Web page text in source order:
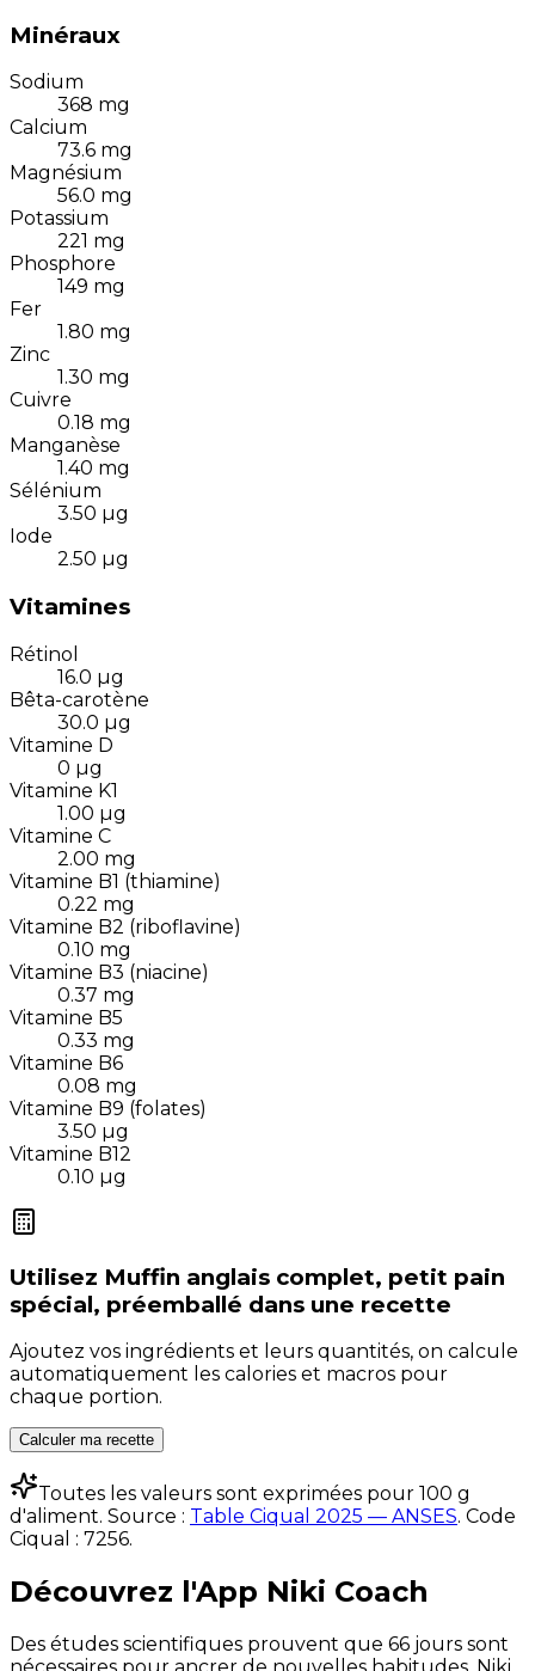
Minéraux
Sodium
368 mg
Calcium
73.6 mg
Magnésium
56.0 mg
Potassium
221 mg
Phosphore
149 mg
Fer
1.80 mg
Zinc
1.30 mg
Cuivre
0.18 mg
Manganèse
1.40 mg
Sélénium
3.50 µg
Iode
2.50 µg
Vitamines
Rétinol
16.0 µg
Bêta-carotène
30.0 µg
Vitamine D
0 µg
Vitamine K1
1.00 µg
Vitamine C
2.00 mg
Vitamine B1 (thiamine)
0.22 mg
Vitamine B2 (riboflavine)
0.10 mg
Vitamine B3 (niacine)
0.37 mg
Vitamine B5
0.33 mg
Vitamine B6
0.08 mg
Vitamine B9 (folates)
3.50 µg
Vitamine B12
0.10 µg
Utilisez Muffin anglais complet, petit pain
spécial, préemballé dans une recette
Ajoutez vos ingrédients et leurs quantités, on calcule
automatiquement les calories et macros pour
chaque portion.
Calculer ma recette
Toutes les valeurs sont exprimées pour 100 g
d'aliment. Source : Table Ciqual 2025 — ANSES. Code
Ciqual : 7256.
Découvrez l'App Niki Coach
Des études scientifiques prouvent que 66 jours sont